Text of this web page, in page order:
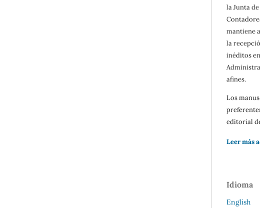
la Junta
mantiene
la
inéditos
afines.
Los
editorial
Leer más
Idioma
English